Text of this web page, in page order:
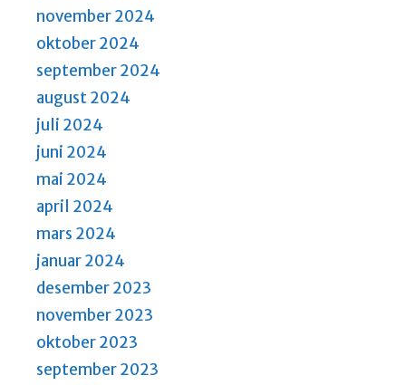
november 2024
oktober 2024
september 2024
august 2024
juli 2024
juni 2024
mai 2024
april 2024
mars 2024
januar 2024
desember 2023
november 2023
oktober 2023
september 2023